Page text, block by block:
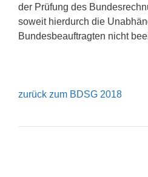
der Prüfung des
soweit hierdurch die
Bundesbeauftragten nicht
zurück zum BDSG 2018